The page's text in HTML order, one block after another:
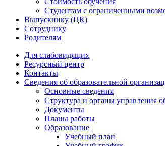
Студентам с ограниченными
Выпускнику (ЦК)
Сотруднику
Родителям
Для слабовидящих
Ресурсный центр
Контакты
Сведения об образовательной
Основные сведения
Структура и органы управления
Документы
Планы работы
Образование
Учебный план